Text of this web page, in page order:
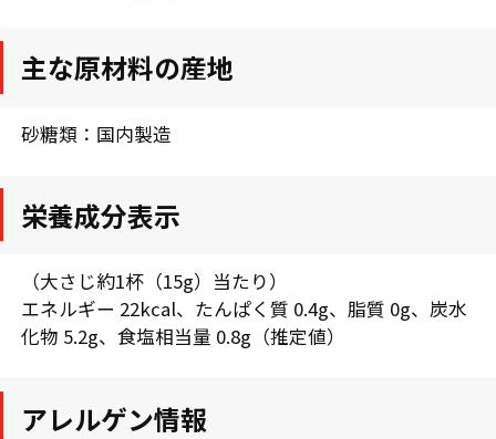
主な原材料の産地
砂糖類：国内製造
栄養成分表示
（大さじ約1杯（15g）当たり）
エネルギー 22kcal、たんぱく質 0.4g、脂質 0g、炭水
化物 5.2g、食塩相当量 0.8g（推定値）
アレルゲン情報